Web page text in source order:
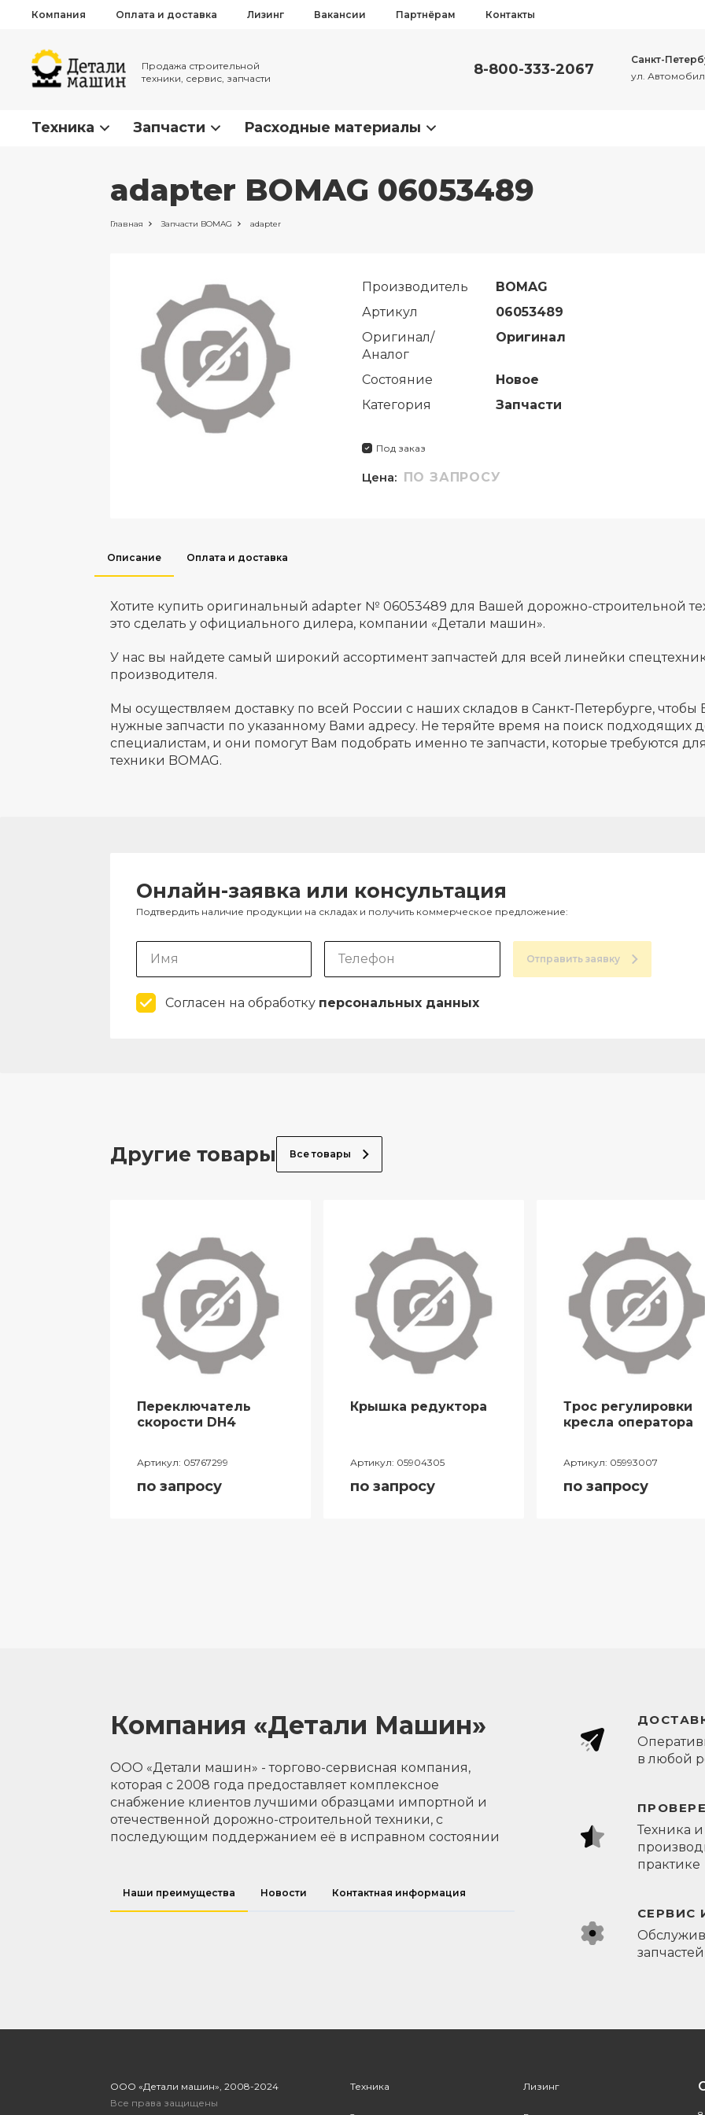
Компания Оплата и доставка Лизинг Вакансии Партнёрам Контакты
Продажа строительной
техники, сервис, запчасти
8-800-333-2067
Санкт-
ул.
Техника Запчасти Расходные материалы
adapter BOMAG 06053489
Главная Запчасти BOMAG adapter
Производитель
BOMAG
Артикул
06053489
Оригинал/
Аналог
Оригинал
Состояние
Новое
Категория
Запчасти
Под заказ
Цена: ПО ЗАПРОСУ
Описание Оплата и доставка
Хотите купить оригинальный adapter № 06053489 для Вашей дорожно-строительной
это сделать у официального дилера, компании «Детали машин».
У нас вы найдете самый широкий ассортимент запчастей для всей линейки
производителя.
Мы осуществляем доставку по всей России с наших складов в Санкт-Петербурге, чтобы
нужные запчасти по указанному Вами адресу. Не теряйте время на поиск подходящих
специалистам, и они помогут Вам подобрать именно те запчасти, которые требуются
техники BOMAG.
Онлайн-заявка или консультация
Подтвердить наличие продукции на складах и получить коммерческое предложение:
Отправить заявку
Согласен на обработку персональных данных
Другие товары Все товары
Переключатель
скорости DH4
Артикул: 05767299
по запросу
Крышка редуктора
Артикул: 05904305
по запросу
Трос регулировки
кресла оператора
Артикул: 05993007
по запросу
Компания «Детали Машин»
ООО «Детали машин» - торгово-сервисная компания,
которая с 2008 года предоставляет комплексное
снабжение клиентов лучшими образцами импортной и
отечественной дорожно-строительной техники, с
последующим поддержанием её в исправном состоянии
Наши преимущества Новости Контактная информация
в любой
Техника
практике
СЕРВИС
ООО «Детали машин», 2008-2024
Все права защищены
Техника Лизинг